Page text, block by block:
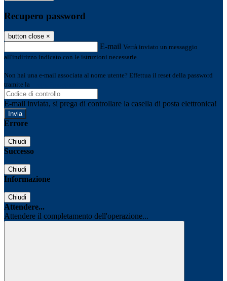
Recupero password
button close ×
E-mail Verrà inviato un messaggio
all'indirizzo indicato con le istruzioni necessarie.
Non hai una e-mail associata al nome utente? Effettua il reset della password
tramite la
E-mail inviata, si prega di controllare la casella di posta elettronica!
Errore
Chiudi
Successo
Chiudi
Informazione
Chiudi
Attendere...
Attendere il completamento dell'operazione...